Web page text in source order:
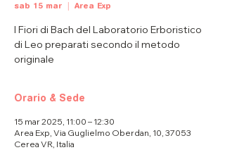
sab 15 mar Area Exp
I Fiori di Bach del Laboratorio Erboristico
di Leo preparati secondo il metodo
originale
Orario & Sede
15 mar 2025, 11:00 – 12:30
Area Exp, Via Guglielmo Oberdan, 10, 37053
Cerea VR, Italia